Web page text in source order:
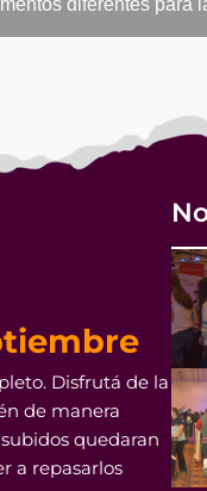
Disfrutá de la
de manera
quedaran
a repasarlos